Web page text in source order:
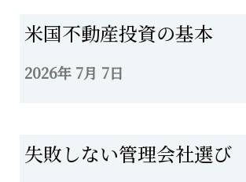
米国不動産投資の基本
2026年 7月 7日
失敗しない管理会社選び